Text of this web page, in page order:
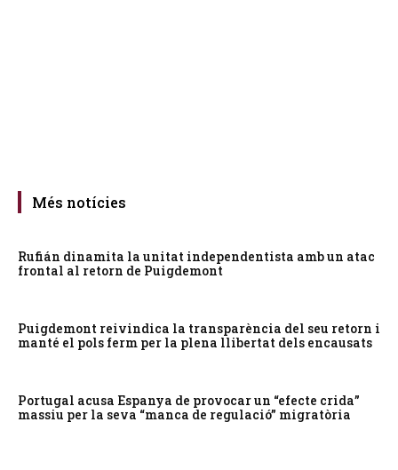
Més notícies
Rufián dinamita la unitat independentista amb un atac
frontal al retorn de Puigdemont
Puigdemont reivindica la transparència del seu retorn i
manté el pols ferm per la plena llibertat dels encausats
Portugal acusa Espanya de provocar un “efecte crida”
massiu per la seva “manca de regulació” migratòria